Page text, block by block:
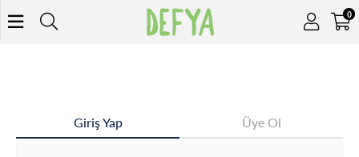
0
Giriş Yap Üye Ol